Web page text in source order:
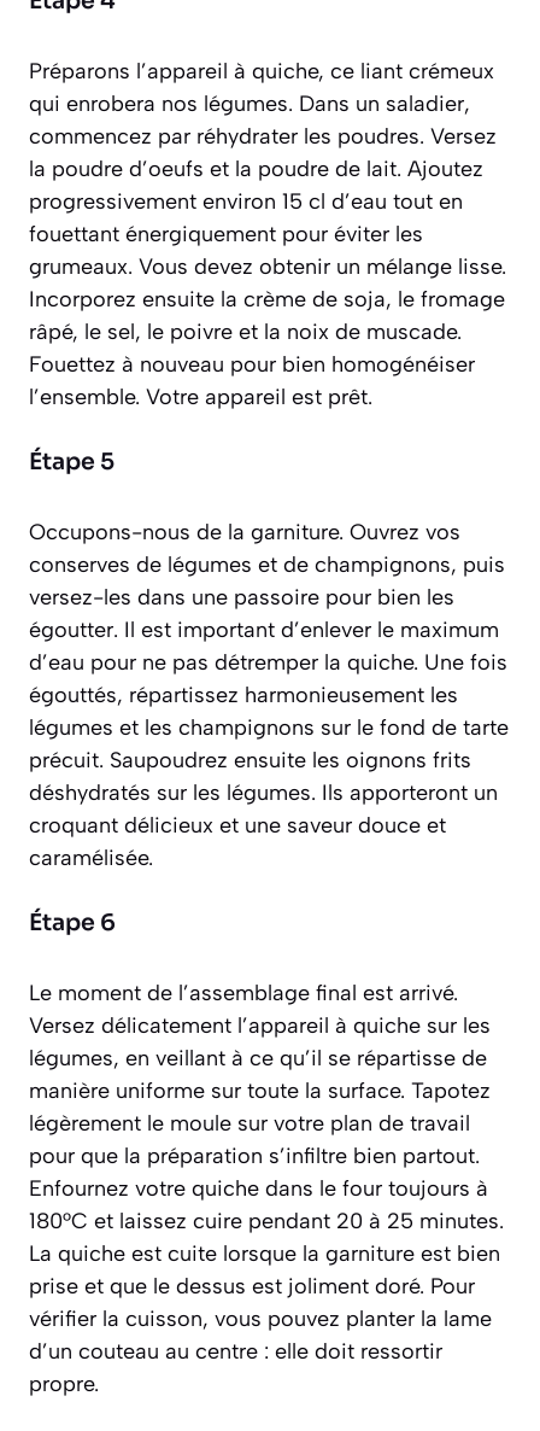
Préparons l’appareil à quiche, ce liant crémeux
qui enrobera nos légumes. Dans un saladier,
commencez par réhydrater les poudres. Versez
la poudre d’oeufs et la poudre de lait. Ajoutez
progressivement environ 15 cl d’eau tout en
fouettant énergiquement pour éviter les
grumeaux. Vous devez obtenir un mélange lisse.
Incorporez ensuite la crème de soja, le fromage
râpé, le sel, le poivre et la noix de muscade.
Fouettez à nouveau pour bien homogénéiser
l’ensemble. Votre appareil est prêt.
Étape 5
Occupons-nous de la garniture. Ouvrez vos
conserves de légumes et de champignons, puis
versez-les dans une passoire pour bien les
égoutter. Il est important d’enlever le maximum
d’eau pour ne pas détremper la quiche. Une fois
égouttés, répartissez harmonieusement les
légumes et les champignons sur le fond de tarte
précuit. Saupoudrez ensuite les oignons frits
déshydratés sur les légumes. Ils apporteront un
croquant délicieux et une saveur douce et
caramélisée.
Étape 6
Le moment de l’assemblage final est arrivé.
Versez délicatement l’appareil à quiche sur les
légumes, en veillant à ce qu’il se répartisse de
manière uniforme sur toute la surface. Tapotez
légèrement le moule sur votre plan de travail
pour que la préparation s’infiltre bien partout.
Enfournez votre quiche dans le four toujours à
180°C et laissez cuire pendant 20 à 25 minutes.
La quiche est cuite lorsque la garniture est bien
prise et que le dessus est joliment doré. Pour
vérifier la cuisson, vous pouvez planter la lame
d’un couteau au centre : elle doit ressortir
propre.